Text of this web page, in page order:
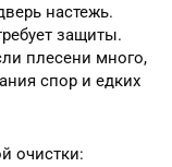
настежь.
защиты.
плесени много,
спор и едких
очистки: